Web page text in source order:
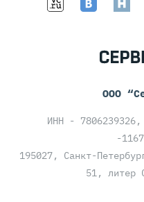
ООО
ИНН -
-
195027, Санкт-
51, литер